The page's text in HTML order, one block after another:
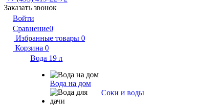
Заказать звонок
Войти
Сравнение0
Избранные товары 0
Корзина 0
Вода 19 л
Вода на дом
Соки и воды